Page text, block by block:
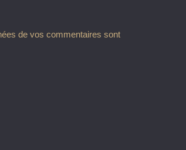
de vos commentaires sont